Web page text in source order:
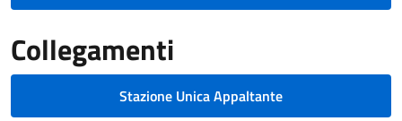
Collegamenti
Stazione Unica Appaltante